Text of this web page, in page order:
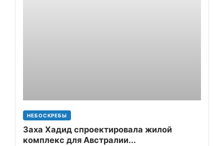
НЕБОСКРЕБЫ
Заха Хадид спроектировала жилой
комплекс для Австралии...